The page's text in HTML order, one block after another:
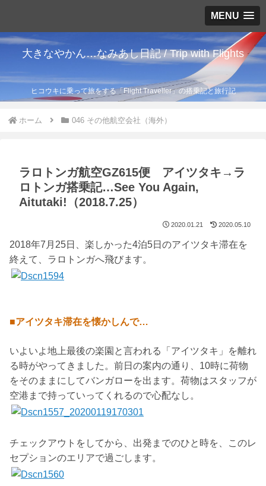
MENU
大きなやかん…なみあし日記 / Trip with Flights
ヒコウキに乗って旅をする「Flight Traveller」の搭乗記と旅行記
ホーム 046 その他航空会社（海外）
ラロトンガ航空GZ615便 アイツタキ→ラ
ロトンガ搭乗記…See You Again,
Aitutaki!（2018.7.25）
2020.01.21 2020.05.10
2018年7月25日、楽しかった4泊5日のアイツタキ滞在を
終えて、ラロトンガへ飛びます。
■アイツタキ滞在を懐かしんで…
いよいよ地上最後の楽園と言われる「アイツタキ」を離れ
る時がやってきました。前日の案内の通り、10時に荷物
をそのままにしてバンガローを出ます。荷物はスタッフが
空港まで持っていってくれるので心配なし。
チェックアウトをしてから、出発までのひと時を、このレ
セプションのエリアで過ごします。